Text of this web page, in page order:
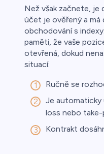
Než však začnete, je
účet je ověřený a
obchodování s
paměti, že vaše
otevřená, dokud
situací:
Ručně se
Je automaticky
loss nebo take-
Kontrakt